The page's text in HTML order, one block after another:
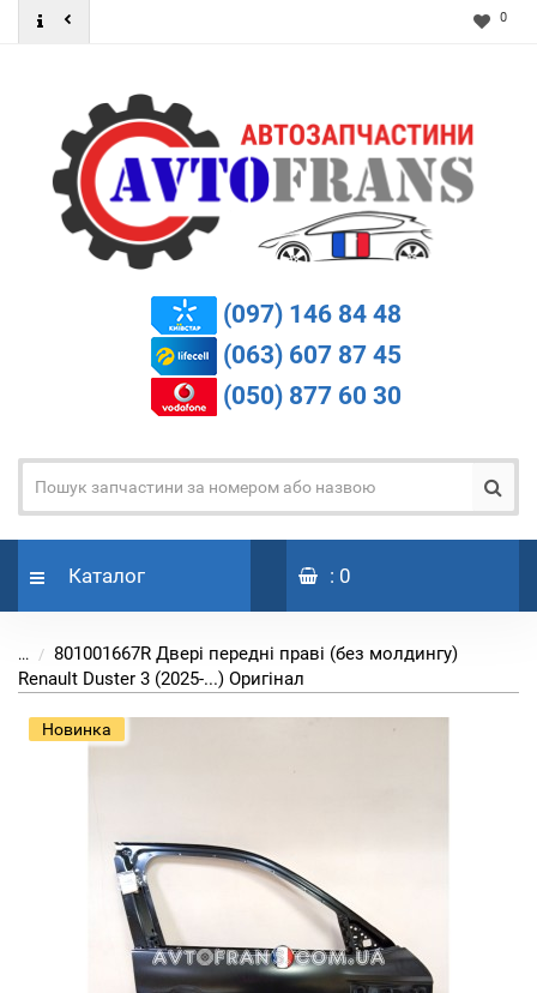
0
(097) 146 84 48
(063) 607 87 45
(050) 877 60 30
Каталог : 0
...
801001667R Двері передні праві (без молдингу)
Renault Duster 3 (2025-...) Оригінал
Новинка